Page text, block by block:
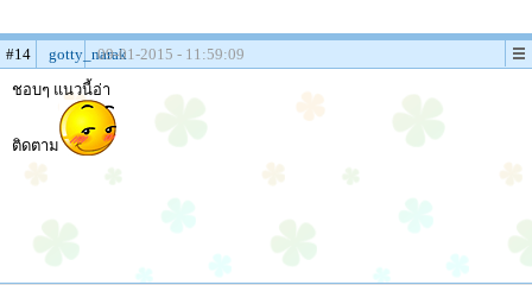
#14 gotty_narak09-01-2015 - 11:59:09
ชอบๆ แนวนี้อ่า
ติดตาม